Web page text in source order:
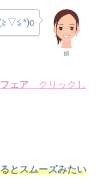
娘
(≧▽≦*)o
ェア クリックし
とスムーズみたい